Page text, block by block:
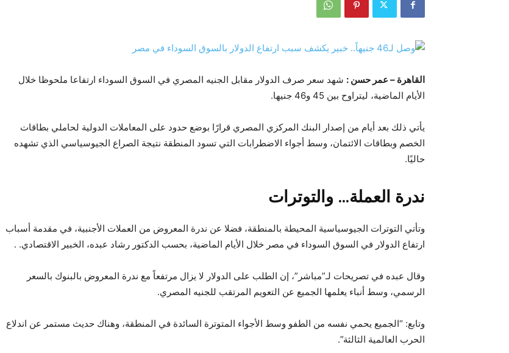
القاهرة – عمر حسن : شهد سعر صرف الدولار مقابل الجنيه المصري في السوق السوداء ارتفاعا ملحوظا خلال
الأيام الماضية، ليتراوح بين 45 و46 جنيها.
يأتي ذلك بعد أيام من إصدار البنك المركزي المصري قرارًا بوضع حدود على المعاملات الدولية لحاملي بطاقات
الخصم وبطاقات الائتمان، وسط أجواء الاضطرابات التي تسود المنطقة نتيجة الصراع الجيوسياسي الذي تشهده
حاليًا.
ندرة العملة… والتوترات
وتأتي التوترات الجيوسياسية المحيطة بالمنطقة، فضلا عن ندرة المعروض من العملات الأجنبية، في مقدمة أسباب
ارتفاع الدولار في السوق السوداء في مصر خلال الأيام الماضية، بحسب الدكتور رشاد عبده، الخبير الاقتصادي. .
وقال عبده في تصريحات لـ”مباشر”، إن الطلب على الدولار لا يزال مرتفعاً مع ندرة المعروض بالبنوك بالسعر
الرسمي، وسط أنباء يعلمها الجميع عن التعويم المرتقب للجنيه المصري.
وتابع: “الجميع يحمي نفسه من الطفو وسط الأجواء المتوترة السائدة في المنطقة، وهناك حديث مستمر عن اندلاع
الحرب العالمية الثالثة”.